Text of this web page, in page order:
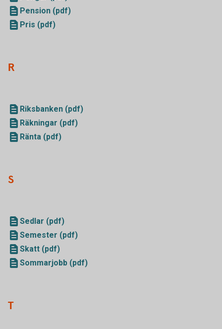
Pension (pdf)
Pris (pdf)
R
Riksbanken (pdf)
Räkningar (pdf)
Ränta (pdf)
S
Sedlar (pdf)
Semester (pdf)
Skatt (pdf)
Sommarjobb (pdf)
T